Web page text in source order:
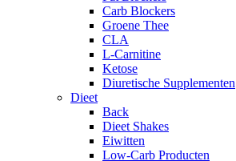
Carb Blockers
Groene Thee
CLA
L-Carnitine
Ketose
Diuretische Supplementen
Dieet
Back
Dieet Shakes
Eiwitten
Low-Carb Producten